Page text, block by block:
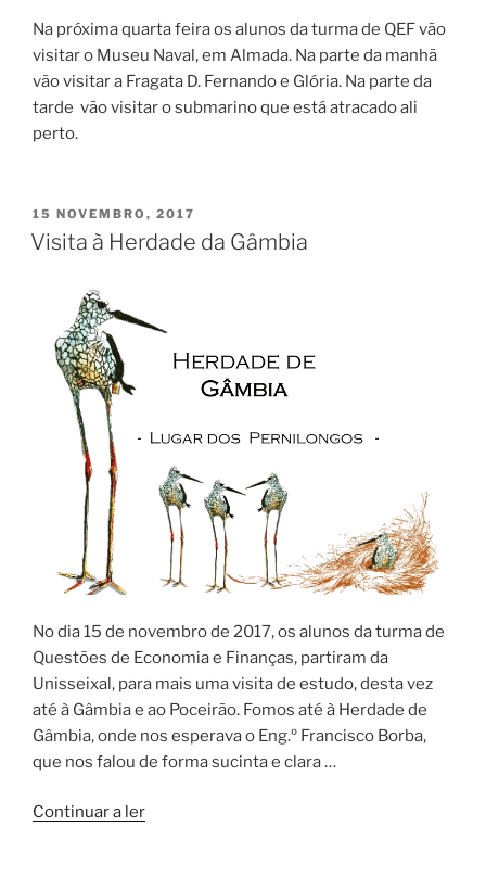
no
Mundo”
Na próxima quarta feira os alunos da turma de QEF vão
visitar o Museu Naval, em Almada. Na parte da manhã
vão visitar a Fragata D. Fernando e Glória. Na parte da
tarde vão visitar o submarino que está atracado ali
perto.
PUBLICADO
EM
15 NOVEMBRO, 2017
Visita à Herdade da Gâmbia
No dia 15 de novembro de 2017, os alunos da turma de
Questões de Economia e Finanças, partiram da
Unisseixal, para mais uma visita de estudo, desta vez
até à Gâmbia e ao Poceirão. Fomos até à Herdade de
Gâmbia, onde nos esperava o Eng.º Francisco Borba,
que nos falou de forma sucinta e clara …
Continuar a ler“Visita